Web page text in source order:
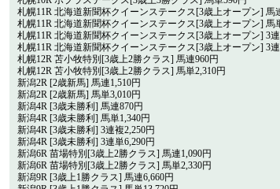
札幌11R 北海道新聞杯クイーンステークス[3歳上オープン] 馬
札幌11R 北海道新聞杯クイーンステークス[3歳上オープン] 馬
札幌11R 北海道新聞杯クイーンステークス[3歳上オープン] 3連
札幌11R 北海道新聞杯クイーンステークス[3歳上オープン] 3連
札幌12R 苫小牧特別[3歳上2勝クラス] 馬連960円
札幌12R 苫小牧特別[3歳上2勝クラス] 馬単2,310円
新潟2R [2歳新馬] 馬連1,510円
新潟2R [2歳新馬] 馬単3,010円
新潟4R [3歳未勝利] 馬連870円
新潟4R [3歳未勝利] 馬単1,340円
新潟4R [3歳未勝利] 3連複2,250円
新潟4R [3歳未勝利] 3連単6,290円
新潟6R 苗場特別[3歳上2勝クラス] 馬連1,090円
新潟6R 苗場特別[3歳上2勝クラス] 馬単2,330円
新潟9R [3歳上1勝クラス] 馬連6,660円